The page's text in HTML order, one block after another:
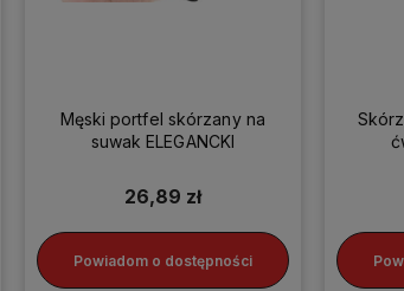
Męski portfel skórzany na
suwak ELEGANCKI
26,89 zł
Powiadom o dostępności